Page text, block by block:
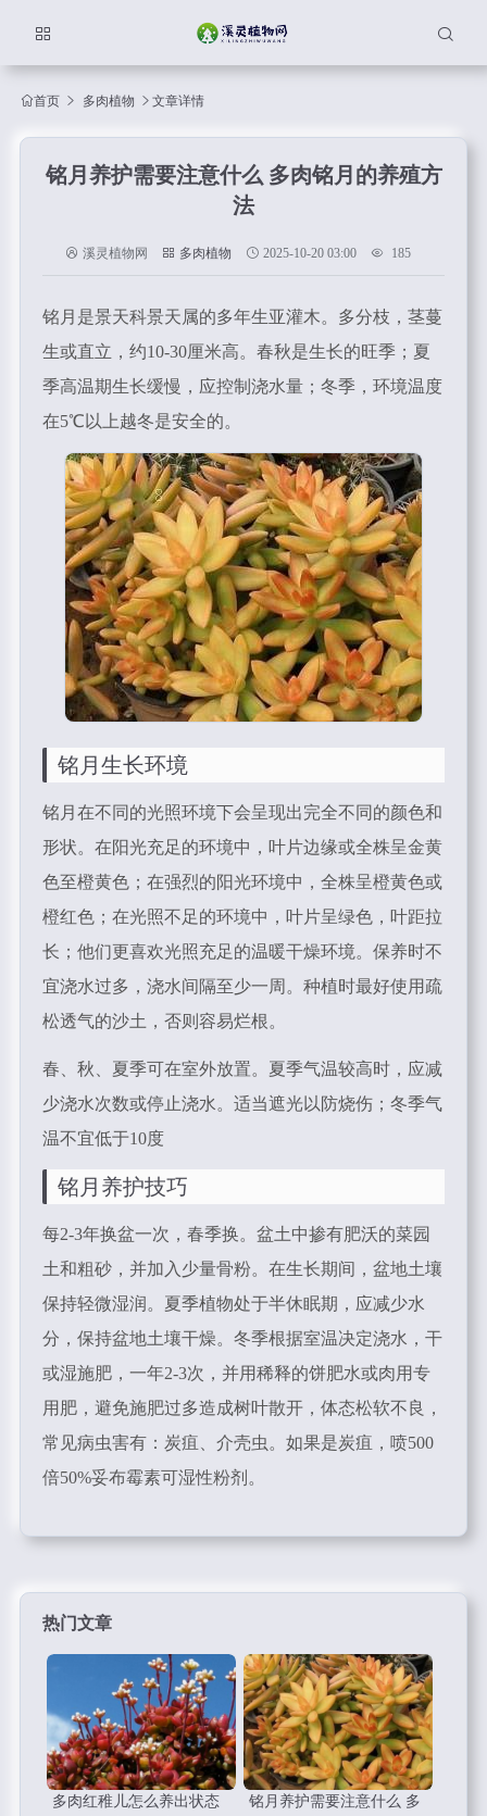
首页 多肉植物 文章详情
铭月养护需要注意什么 多肉铭月的养殖方
法
溪灵植物网 多肉植物 2025-10-20 03:00 185
铭月是景天科景天属的多年生亚灌木。多分枝，茎蔓
生或直立，约10-30厘米高。春秋是生长的旺季；夏
季高温期生长缓慢，应控制浇水量；冬季，环境温度
在5℃以上越冬是安全的。
铭月生长环境
铭月在不同的光照环境下会呈现出完全不同的颜色和
形状。在阳光充足的环境中，叶片边缘或全株呈金黄
色至橙黄色；在强烈的阳光环境中，全株呈橙黄色或
橙红色；在光照不足的环境中，叶片呈绿色，叶距拉
长；他们更喜欢光照充足的温暖干燥环境。保养时不
宜浇水过多，浇水间隔至少一周。种植时最好使用疏
松透气的沙土，否则容易烂根。
春、秋、夏季可在室外放置。夏季气温较高时，应减
少浇水次数或停止浇水。适当遮光以防烧伤；冬季气
温不宜低于10度
铭月养护技巧
每2-3年换盆一次，春季换。盆土中掺有肥沃的菜园
土和粗砂，并加入少量骨粉。在生长期间，盆地土壤
保持轻微湿润。夏季植物处于半休眠期，应减少水
分，保持盆地土壤干燥。冬季根据室温决定浇水，干
或湿施肥，一年2-3次，并用稀释的饼肥水或肉用专
用肥，避免施肥过多造成树叶散开，体态松软不良，
常见病虫害有：炭疽、介壳虫。如果是炭疽，喷500
倍50%妥布霉素可湿性粉剂。
热门文章
多肉红稚儿怎么养出状态
铭月养护需要注意什么 多